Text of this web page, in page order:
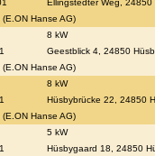
Ellingstedter Weg, 24850
Hanse AG)
8 kW
Geestblick 4, 24850
Hanse AG)
8 kW
Hüsbybrücke 22, 24850
Hanse AG)
5 kW
Hüsbygaard 18, 24850